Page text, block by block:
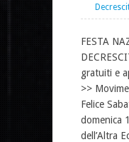
FESTA
gratuiti e
>>
Felice
domenica
dell’Altra